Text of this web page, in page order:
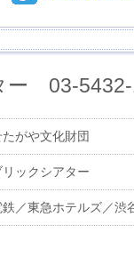
ー 03-
がや文化財団
ックシアター
／東急ホテルズ／渋